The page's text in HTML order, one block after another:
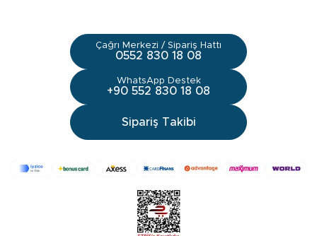
Çağrı Merkezi / Sipariş Hattı
0552 830 18 08
WhatsApp Destek
+90 552 830 18 08
Sipariş Takibi